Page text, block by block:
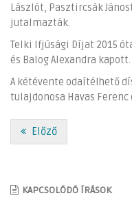
Lászlót, Pasztircsák
jutalmazták.
Telki Ifjúsági Díjat 2015
és Balog Alexandra kapott.
A kétévente odaítélhető
tulajdonosa Havas Ferenc
Előző
KAPCSOLÓDÓ ÍRÁSOK